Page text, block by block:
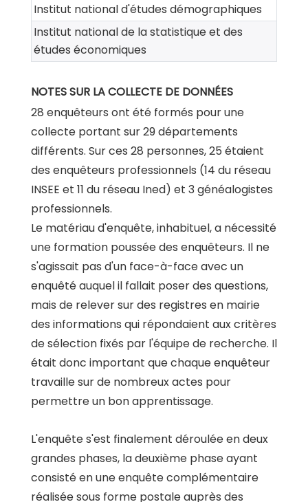
Institut national d'études démographiques
Institut national de la statistique et des
études économiques
NOTES SUR LA COLLECTE DE DONNÉES
28 enquêteurs ont été formés pour une
collecte portant sur 29 départements
différents. Sur ces 28 personnes, 25 étaient
des enquêteurs professionnels (14 du réseau
INSEE et 11 du réseau Ined) et 3 généalogistes
professionnels.
Le matériau d'enquête, inhabituel, a nécessité
une formation poussée des enquêteurs. Il ne
s'agissait pas d'un face-à-face avec un
enquêté auquel il fallait poser des questions,
mais de relever sur des registres en mairie
des informations qui répondaient aux critères
de sélection fixés par l'équipe de recherche. Il
était donc important que chaque enquêteur
travaille sur de nombreux actes pour
permettre un bon apprentissage.
L'enquête s'est finalement déroulée en deux
grandes phases, la deuxième phase ayant
consisté en une enquête complémentaire
réalisée sous forme postale auprès des